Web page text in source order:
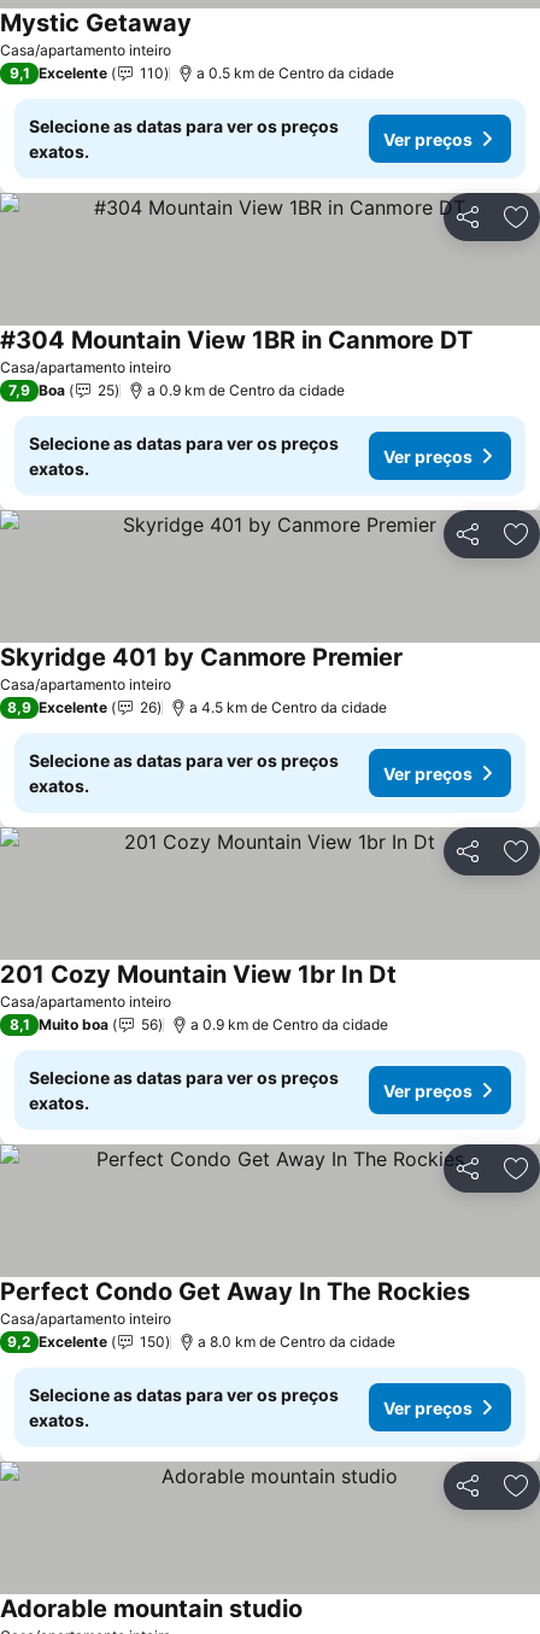
Casa/apartamento inteiro
Mystic Getaway
9,1 Excelente 110 a 0.5 km de Centro da cidade
Selecione as datas para ver os preços
exatos.
Ver preços
Partilhar
Casa/apartamento inteiro
#304 Mountain View 1BR in Canmore DT
7,9 Boa 25 a 0.9 km de Centro da cidade
Selecione as datas para ver os preços
exatos.
Ver preços
Partilhar
Casa/apartamento inteiro
Skyridge 401 by Canmore Premier
8,9 Excelente 26 a 4.5 km de Centro da cidade
Selecione as datas para ver os preços
exatos.
Ver preços
Partilhar
Casa/apartamento inteiro
201 Cozy Mountain View 1br In Dt
8,1 Muito boa 56 a 0.9 km de Centro da cidade
Selecione as datas para ver os preços
exatos.
Ver preços
Partilhar
Casa/apartamento inteiro
Perfect Condo Get Away In The Rockies
9,2 Excelente 150 a 8.0 km de Centro da cidade
Selecione as datas para ver os preços
exatos.
Ver preços
Partilhar
Adorable mountain studio